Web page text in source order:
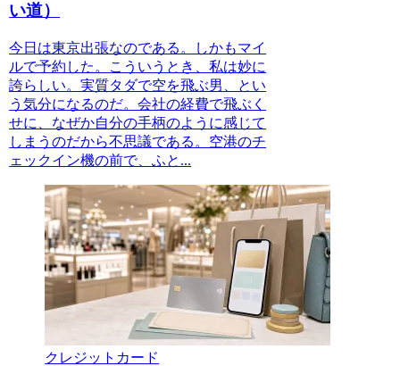
い道）
今日は東京出張なのである。しかもマイ
ルで予約した。こういうとき、私は妙に
誇らしい。実質タダで空を飛ぶ男、とい
う気分になるのだ。会社の経費で飛ぶく
せに、なぜか自分の手柄のように感じて
しまうのだから不思議である。空港のチ
ェックイン機の前で、ふと...
クレジットカード